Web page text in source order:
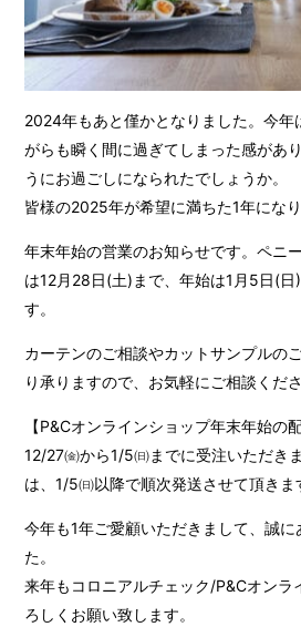
2024年もあと僅かとなりました。今年
がらも瞬く間に過ぎてしまった感があ
うにお過ごしになられたでしょうか。
皆様の2025年が希望に満ちた1年になり
年末年始の営業のお知らせです。ペニ
は12月28日(土)まで、年始は1月5日(日
す。
カーテンのご相談やカットサンプルの
り承りますので、お気軽にご相談くださ
【P&Cオンラインショップ年末年始の
12/27㈮から1/5㈰までに受注いただき
は、1/5㈰以降で順次発送させて頂きま
今年も1年ご愛顧いただきまして、誠
た。
来年もコロニアルチェック/P&Cオンラ
ろしくお願い致します。